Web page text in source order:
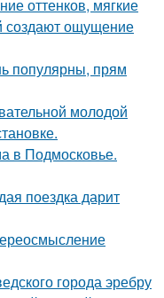
оттенков, мягкие
создают ощущение
популярны, прям
молодой
в Подмосковье.
поездка дарит
города эребру